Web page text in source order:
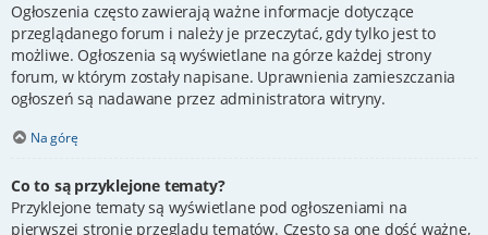
Ogłoszenia często zawierają ważne informacje dotyczące
przeglądanego forum i należy je przeczytać, gdy tylko jest to
możliwe. Ogłoszenia są wyświetlane na górze każdej strony
forum, w którym zostały napisane. Uprawnienia zamieszczania
ogłoszeń są nadawane przez administratora witryny.
Na górę
Co to są przyklejone tematy?
Przyklejone tematy są wyświetlane pod ogłoszeniami na
pierwszej stronie przeglądu tematów. Często są one dość ważne,